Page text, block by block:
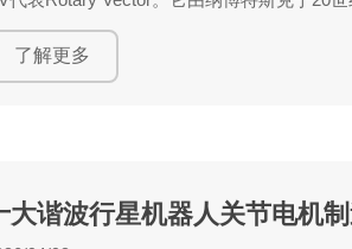
了解更多
大谐波行星机器人关节电机